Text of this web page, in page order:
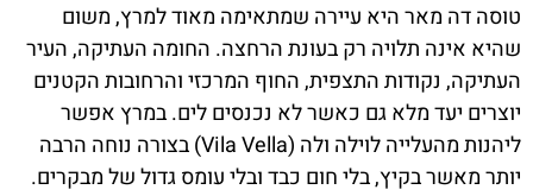
טוסה דה מאר היא עיירה שמתאימה מאוד למרץ, משום
שהיא אינה תלויה רק בעונת הרחצה. החומה העתיקה, העיר
העתיקה, נקודות התצפית, החוף המרכזי והרחובות הקטנים
יוצרים יעד מלא גם כאשר לא נכנסים לים. במרץ אפשר
ליהנות מהעלייה לוילה ולה (Vila Vella) בצורה נוחה הרבה
יותר מאשר בקיץ, בלי חום כבד ובלי עומס גדול של מבקרים.